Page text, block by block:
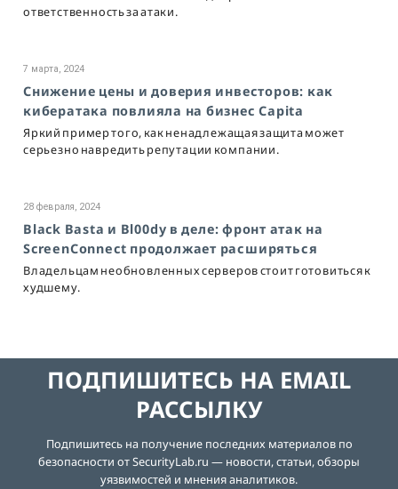
ответственность за атаки.
7 марта, 2024
Снижение цены и доверия инвесторов: как
кибератака повлияла на бизнес Capita
Яркий пример того, как ненадлежащая защита может
серьезно навредить репутации компании.
28 февраля, 2024
Black Basta и Bl00dy в деле: фронт атак на
ScreenConnect продолжает расширяться
Владельцам необновленных серверов стоит готовиться к
худшему.
ПОДПИШИТЕСЬ НА EMAIL
РАССЫЛКУ
Подпишитесь на получение последних материалов по
безопасности от SecurityLab.ru — новости, статьи, обзоры
уязвимостей и мнения аналитиков.